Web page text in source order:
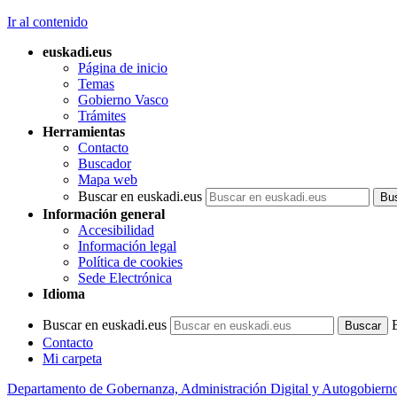
Ir al contenido
euskadi.eus
Página de inicio
Temas
Gobierno Vasco
Trámites
Herramientas
Contacto
Buscador
Mapa web
Buscar en euskadi.eus
Información general
Accesibilidad
Información legal
Política de cookies
Sede Electrónica
Idioma
Buscar en euskadi.eus
Contacto
Mi carpeta
Departamento de Gobernanza, Administración Digital y